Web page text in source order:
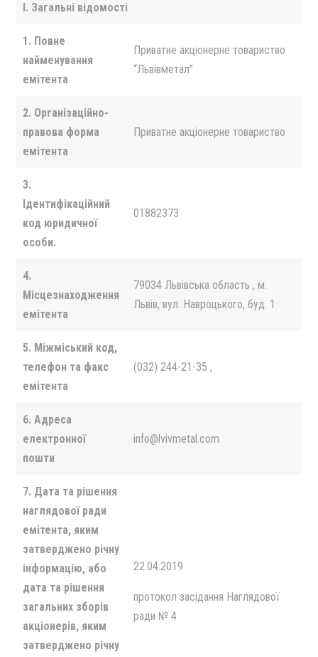
I. Загальні відомості
1. Повне
найменування
емітента
Приватне акцiонерне товариство
“Львiвметал”
2. Організаційно-
правова форма
емітента
Приватне акцiонерне товариство
3.
Ідентифікаційний
код юридичної
особи.
01882373
4.
Місцезнаходження
емітента
79034 Львiвська область , м.
Львiв, вул. Навроцького, буд. 1
5. Міжміський код,
телефон та факс
емітента
(032) 244-21-35 ,
6. Адреса
електронної
пошти
info@lvivmetal.com
7. Дата та рішення
наглядової ради
емітента, яким
затверджено річну
інформацію, або
дата та рішення
загальних зборів
акціонерів, яким
затверджено річну
22.04.2019
протокол засiдання Наглядової
ради № 4